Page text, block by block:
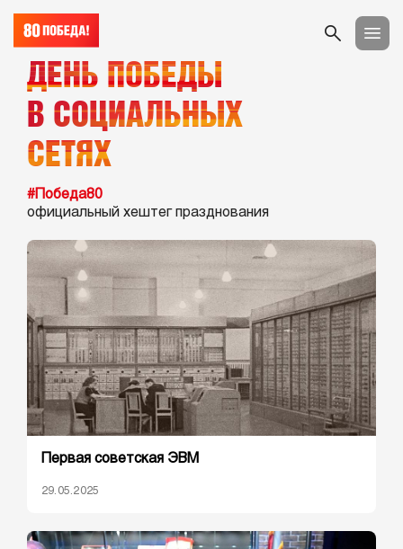
ДЕНЬ ПОБЕДЫ
В СОЦИАЛЬНЫХ
СЕТЯХ
#Победа80
официальный хештег празднования
Первая советская ЭВМ
29.05.2025